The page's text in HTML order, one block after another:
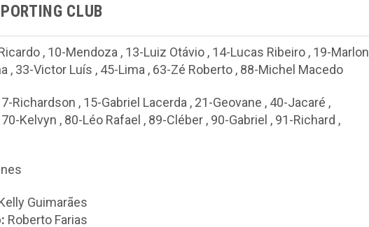
CLUB
, 10-Mendoza , 13-Luiz Otávio , 14-Lucas Ribeiro , 19-Marlon
, 33-Victor Luís , 45-Lima , 63-Zé Roberto , 88-Michel Macedo
7-Richardson , 15-Gabriel Lacerda , 21-Geovane , 40-Jacaré ,
70-Kelvyn , 80-Léo Rafael , 89-Cléber , 90-Gabriel , 91-Richard ,
Guimarães
Roberto Farias